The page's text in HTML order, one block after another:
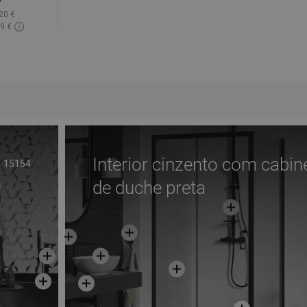
€
€
15154
Interior cinzento com
de duche preta